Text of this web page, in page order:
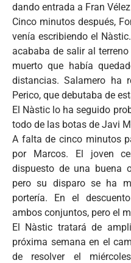
dando entrada a Fran
Cinco minutos después,
venía escribiendo el
acababa de salir al
muerto que había
distancias. Salamero ha
Perico, que debutaba de
El Nàstic lo ha seguido
todo de las botas de Javi
A falta de cinco minutos
por Marcos. El joven
dispuesto de una buena
pero su disparo se ha
portería. En el
ambos conjuntos, pero el
El Nàstic tratará de
próxima semana en el
de resolver el